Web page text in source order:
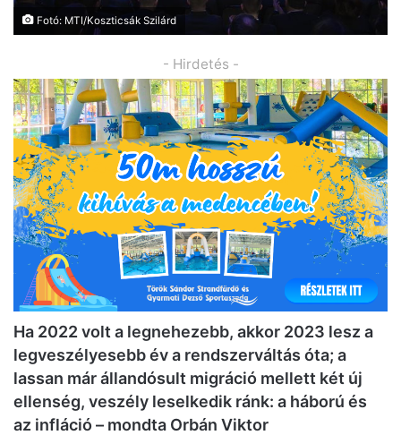
Fotó: MTI/Koszticsák Szilárd
- Hirdetés -
Ha 2022 volt a legnehezebb, akkor 2023 lesz a
legveszélyesebb év a rendszerváltás óta; a
lassan már állandósult migráció mellett két új
ellenség, veszély leselkedik ránk: a háború és
az infláció – mondta Orbán Viktor